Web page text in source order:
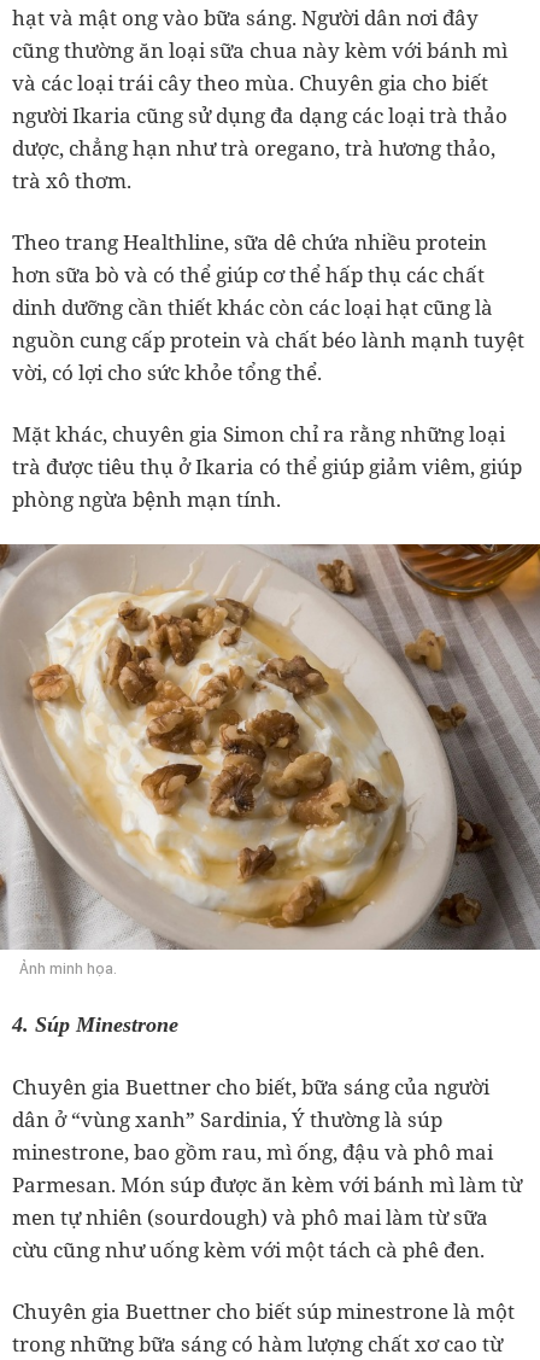
hạt và mật ong vào bữa sáng. Người dân nơi đây
cũng thường ăn loại sữa chua này kèm với bánh mì
và các loại trái cây theo mùa. Chuyên gia cho biết
người Ikaria cũng sử dụng đa dạng các loại trà thảo
dược, chẳng hạn như trà oregano, trà hương thảo,
trà xô thơm.
Theo trang Healthline, sữa dê chứa nhiều protein
hơn sữa bò và có thể giúp cơ thể hấp thụ các chất
dinh dưỡng cần thiết khác còn các loại hạt cũng là
nguồn cung cấp protein và chất béo lành mạnh tuyệt
vời, có lợi cho sức khỏe tổng thể.
Mặt khác, chuyên gia Simon chỉ ra rằng những loại
trà được tiêu thụ ở Ikaria có thể giúp giảm viêm, giúp
phòng ngừa bệnh mạn tính.
Ảnh minh họa.
4. Súp Minestrone
Chuyên gia Buettner cho biết, bữa sáng của người
dân ở “vùng xanh” Sardinia, Ý thường là súp
minestrone, bao gồm rau, mì ống, đậu và phô mai
Parmesan. Món súp được ăn kèm với bánh mì làm từ
men tự nhiên (sourdough) và phô mai làm từ sữa
cừu cũng như uống kèm với một tách cà phê đen.
Chuyên gia Buettner cho biết súp minestrone là một
trong những bữa sáng có hàm lượng chất xơ cao từ